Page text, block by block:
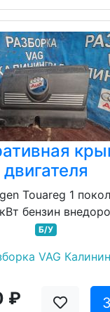
двигателя
Touareg 1
бензин
Б/У
VAG
₽